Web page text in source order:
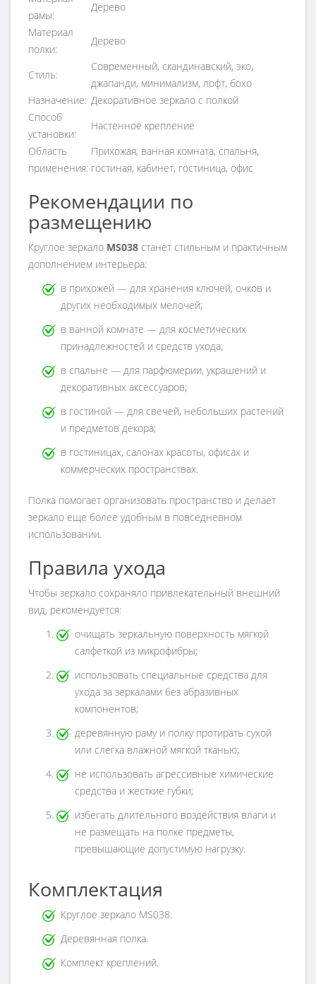
рамы:
Дерево
Материал
полки:
Дерево
Стиль:
Современный, скандинавский, эко,
джапанди, минимализм, лофт, бохо
Назначение: Декоративное зеркало с полкой
Способ
установки:
Настенное крепление
Область
применения:
Прихожая, ванная комната, спальня,
гостиная, кабинет, гостиница, офис
Рекомендации по
размещению
Круглое зеркало MS038 станет стильным и практичным
дополнением интерьера:
в прихожей — для хранения ключей, очков и
других необходимых мелочей;
в ванной комнате — для косметических
принадлежностей и средств ухода;
в спальне — для парфюмерии, украшений и
декоративных аксессуаров;
в гостиной — для свечей, небольших растений
и предметов декора;
в гостиницах, салонах красоты, офисах и
коммерческих пространствах.
Полка помогает организовать пространство и делает
зеркало еще более удобным в повседневном
использовании.
Правила ухода
Чтобы зеркало сохраняло привлекательный внешний
вид, рекомендуется:
очищать зеркальную поверхность мягкой
салфеткой из микрофибры;
использовать специальные средства для
ухода за зеркалами без абразивных
компонентов;
деревянную раму и полку протирать сухой
или слегка влажной мягкой тканью;
не использовать агрессивные химические
средства и жесткие губки;
избегать длительного воздействия влаги и
не размещать на полке предметы,
превышающие допустимую нагрузку.
Комплектация
Круглое зеркало MS038.
Деревянная полка.
Комплект креплений.